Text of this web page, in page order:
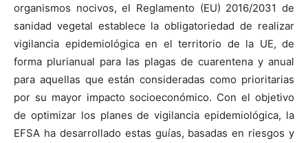
organismos nocivos, el Reglamento (EU) 2016/2031 de
sanidad vegetal establece la obligatoriedad de realizar
vigilancia epidemiológica en el territorio de la UE, de
forma plurianual para las plagas de cuarentena y anual
para aquellas que están consideradas como prioritarias
por su mayor impacto socioeconómico. Con el objetivo
de optimizar los planes de vigilancia epidemiológica, la
EFSA ha desarrollado estas guías, basadas en riesgos y